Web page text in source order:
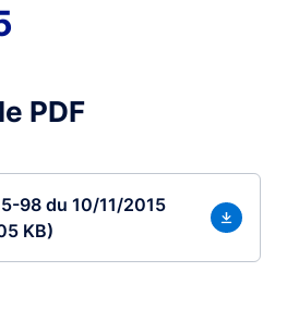
PDF
98 du 10/11/2015
KB)